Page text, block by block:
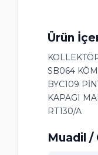
Ürün
SB064
BYC109
KAPAGI
RT130/A
Muadil /